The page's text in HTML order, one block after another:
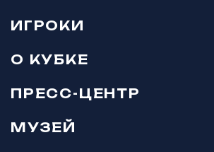
ИГРОКИ
О КУБКЕ
ПРЕСС-ЦЕНТР
МУЗЕЙ